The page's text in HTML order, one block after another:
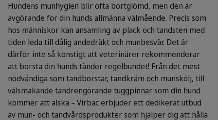
Hundens munhygien blir ofta bortglömd, men den är
avgörande for din hunds allmänna välmående. Precis som
hos människor kan ansamling av plack och tandsten med
tiden leda till dålig andedräkt och munbesvär. Det är
därför inte så konstigt att veterinärer rekommenderar
att borsta din hunds tänder regelbundet! Från det mest
nödvändiga som tandborstar, tandkräm och munskölj, till
välsmakande tandrengörande tuggpinnar som din hund
kommer att älska – Virbac erbjuder ett dedikerat utbud
av mun- och tandvårdsprodukter som hjälper dig att hålla